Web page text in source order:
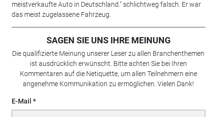
meistverkaufte Auto in Deutschland." schlichtweg falsch. Er war
das meist zugelassene Fahrzeug.
SAGEN SIE UNS IHRE MEINUNG
Die qualifizierte Meinung unserer Leser zu allen Branchenthemen
ist ausdrücklich erwünscht. Bitte achten Sie bei Ihren
Kommentaren auf die Netiquette, um allen Teilnehmern eine
angenehme Kommunikation zu ermöglichen. Vielen Dank!
E-Mail